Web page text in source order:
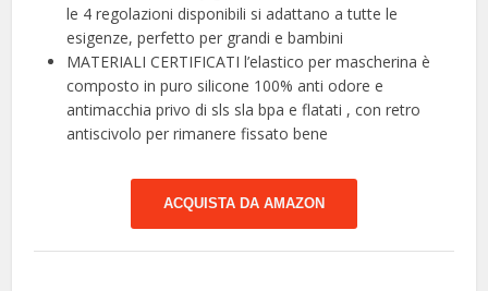
le 4 regolazioni disponibili si adattano a tutte le
esigenze, perfetto per grandi e bambini
MATERIALI CERTIFICATI l’elastico per mascherina è
composto in puro silicone 100% anti odore e
antimacchia privo di sls sla bpa e flatati , con retro
antiscivolo per rimanere fissato bene
ACQUISTA DA AMAZON